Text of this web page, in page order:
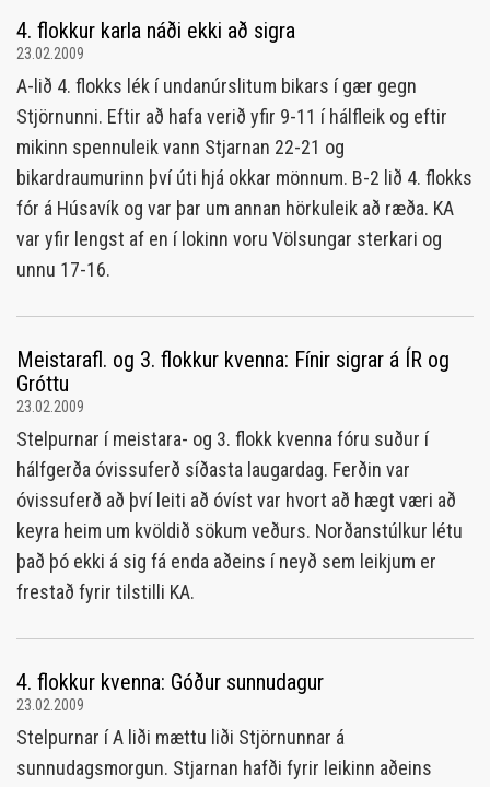
4. flokkur karla náði ekki að sigra
23.02.2009
A-lið 4. flokks lék í undanúrslitum bikars í gær gegn
Stjörnunni. Eftir að hafa verið yfir 9-11 í hálfleik og eftir
mikinn spennuleik vann Stjarnan 22-21 og
bikardraumurinn því úti hjá okkar mönnum. B-2 lið 4. flokks
fór á Húsavík og var þar um annan hörkuleik að ræða. KA
var yfir lengst af en í lokinn voru Völsungar sterkari og
unnu 17-16.
Meistarafl. og 3. flokkur kvenna: Fínir sigrar á ÍR og
Gróttu
23.02.2009
Stelpurnar í meistara- og 3. flokk kvenna fóru suður í
hálfgerða óvissuferð síðasta laugardag. Ferðin var
óvissuferð að því leiti að óvíst var hvort að hægt væri að
keyra heim um kvöldið sökum veðurs. Norðanstúlkur létu
það þó ekki á sig fá enda aðeins í neyð sem leikjum er
frestað fyrir tilstilli KA.
4. flokkur kvenna: Góður sunnudagur
23.02.2009
Stelpurnar í A liði mættu liði Stjörnunnar á
sunnudagsmorgun. Stjarnan hafði fyrir leikinn aðeins